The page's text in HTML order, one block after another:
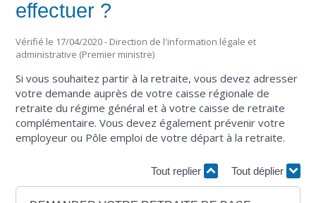
effectuer ?
Vérifié le 17/04/2020 - Direction de l'information légale et
administrative (Premier ministre)
Si vous souhaitez partir à la retraite, vous devez adresser
votre demande auprès de votre caisse régionale de
retraite du régime général et à votre caisse de retraite
complémentaire. Vous devez également prévenir votre
employeur ou Pôle emploi de votre départ à la retraite.
Tout replier Tout déplier